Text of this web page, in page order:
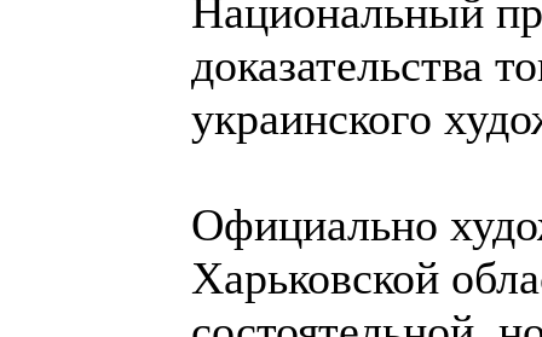
Национальный
доказательства
украинского
Официально
Харьковской